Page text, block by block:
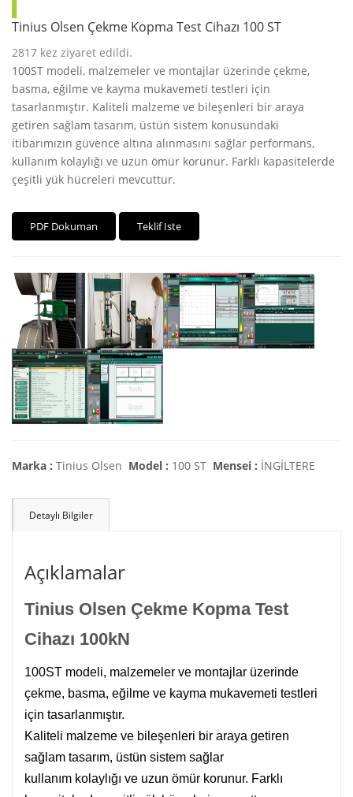
Tinius Olsen Çekme Kopma Test Cihazı 100 ST
2817 kez ziyaret edildi.
100ST modeli, malzemeler ve montajlar üzerinde çekme,
basma, eğilme ve kayma mukavemeti testleri için
tasarlanmıştır. Kaliteli malzeme ve bileşenleri bir araya
getiren sağlam tasarım, üstün sistem konusundaki
itibarımızın güvence altına alınmasını sağlar performans,
kullanım kolaylığı ve uzun ömür korunur. Farklı kapasitelerde
çeşitli yük hücreleri mevcuttur.
PDF Dokuman Teklif Iste
Marka : Tinius Olsen Model : 100 ST Mensei : İNGİLTERE
Detaylı Bilgiler
Açıklamalar
Tinius Olsen Çekme Kopma Test
Cihazı 100kN
100ST modeli, malzemeler ve montajlar üzerinde
çekme, basma, eğilme ve kayma mukavemeti testleri
için tasarlanmıştır.
Kaliteli malzeme ve bileşenleri bir araya getiren
sağlam tasarım, üstün sistem sağlar
kullanım kolaylığı ve uzun ömür korunur. Farklı